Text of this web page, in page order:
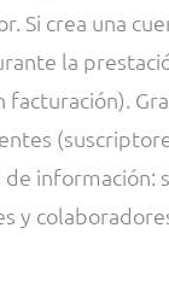
Si crea una
la
facturación).
de información:
y